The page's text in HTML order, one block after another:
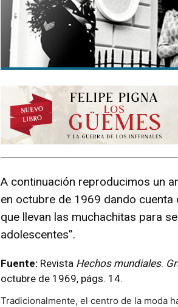
A continuación reproducimos un
en octubre de 1969 dando
que llevan las muchachitas para
adolescentes”.
Fuente: Revista Hechos mundiales.
octubre de 1969, págs. 14.
Tradicionalmente, el centro de la moda